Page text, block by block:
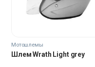
Мотошлемы
Шлем Wrath Light grey